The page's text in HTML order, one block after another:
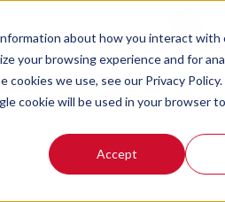
about how you interact with
your browsing experience and for
we use, see our Privacy Policy.
cookie will be used in your browser
Accept